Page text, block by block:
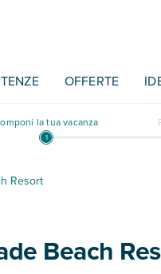
OFFERTE
la tua vacanza
Resort
Beach